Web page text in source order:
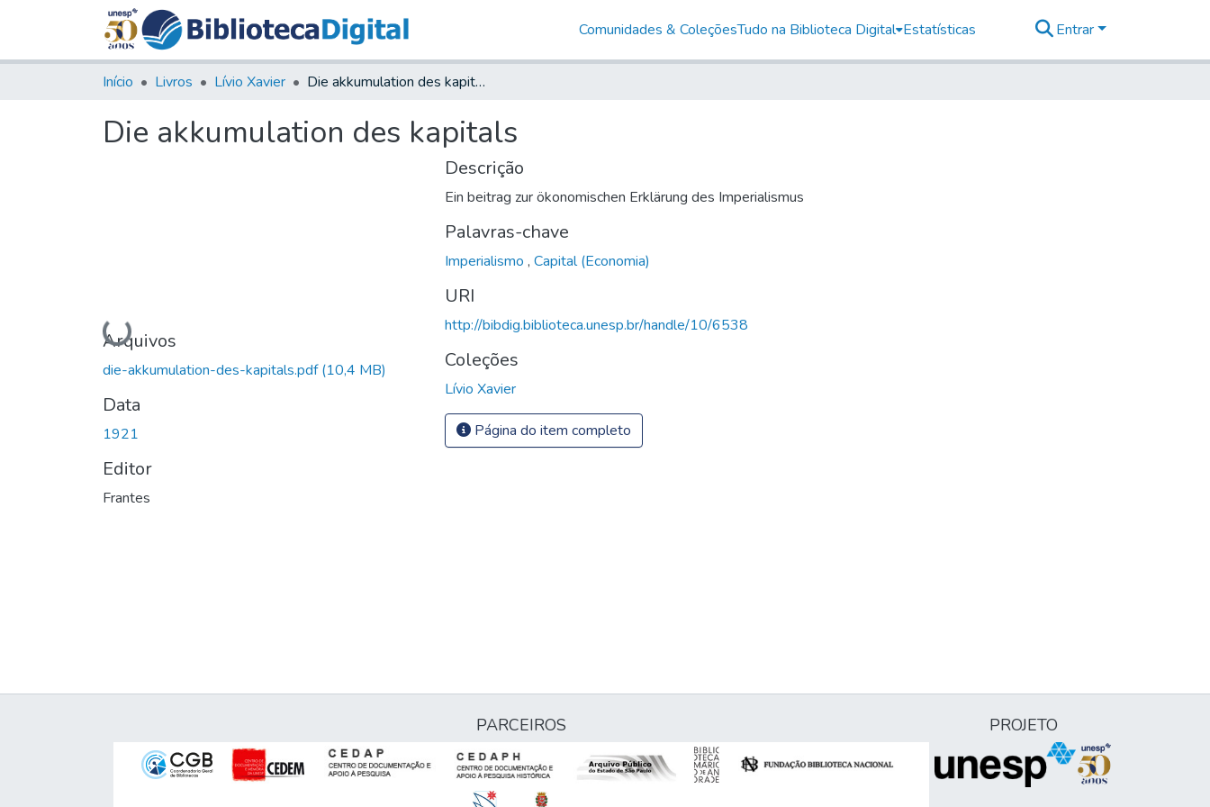
Comunidades & ColeçõesTudo na Biblioteca Digital Estatísticas Entrar
Início Livros Lívio Xavier Die akkumulation des kapitals
Die akkumulation des kapitals
Carregando...
Arquivos
die-akkumulation-des-kapitals.pdf(10,4 MB)
Data
1921
Editor
Frantes
Descrição
Ein beitrag zur ökonomischen Erklärung des Imperialismus
Palavras-chave
Imperialismo , Capital (Economia)
URI
http://bibdig.biblioteca.unesp.br/handle/10/6538
Coleções
Lívio Xavier
Página do item completo
PARCEIROS PROJETO